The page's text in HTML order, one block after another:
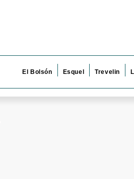
El Bolsón Esquel Trevelin